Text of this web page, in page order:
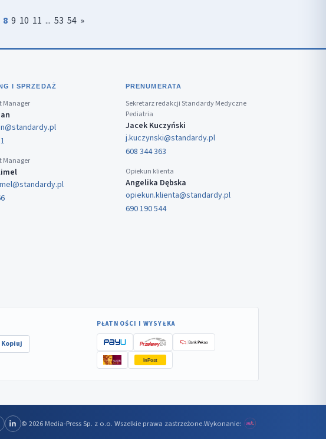
8 9 10 11 ... 53 54 »
I SPRZEDAŻ
Manager
Manager
PRENUMERATA
Sekretarz redakcji Standardy Medyczne
Pediatria
Jacek Kuczyński
j.kuczynski@standardy.pl
608 344 363
Opiekun klienta
Angelika Dębska
opiekun.klienta@standardy.pl
690 190 544
Kopiuj
PŁATNOŚCI I WYSYŁKA
InPost
© 2026 Media-Press Sp. z o.o. Wszelkie prawa zastrzeżone.Wykonanie: